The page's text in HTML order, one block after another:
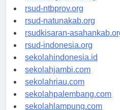
rsud-langsakota.org
rsud-ntbprov.org
rsud-natunakab.org
rsudkisaran-asahankab.org
rsud-indonesia.org
sekolahindonesia.id
sekolahjambi.com
sekolahriau.com
sekolahpalembang.com